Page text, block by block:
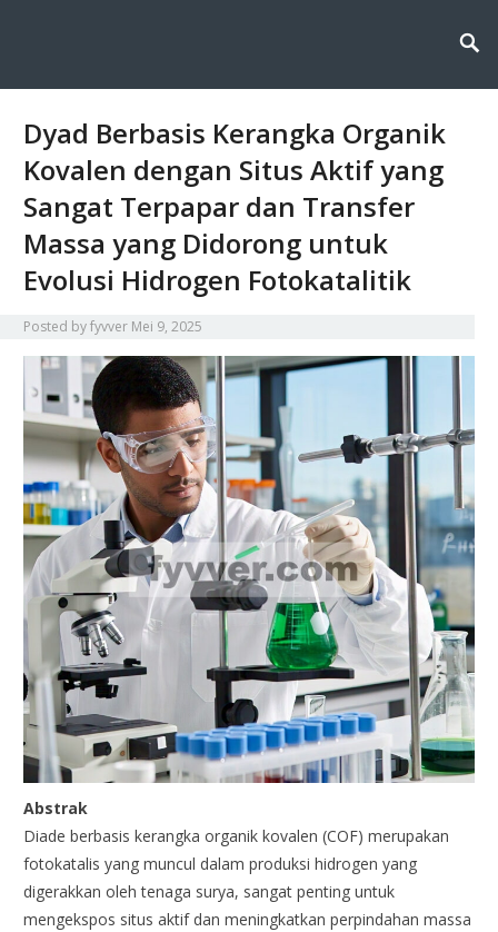
Fyvver: Inovasi dan Edukasi di
Bidang Kimia Lingkungan
Dyad Berbasis Kerangka Organik
Kovalen dengan Situs Aktif yang
Sangat Terpapar dan Transfer
Massa yang Didorong untuk
Evolusi Hidrogen Fotokatalitik
Posted byfyvver Mei 9, 2025
Abstrak
Diade berbasis kerangka organik kovalen (COF) merupakan
fotokatalis yang muncul dalam produksi hidrogen yang
digerakkan oleh tenaga surya, sangat penting untuk
mengekspos situs aktif dan meningkatkan perpindahan massa